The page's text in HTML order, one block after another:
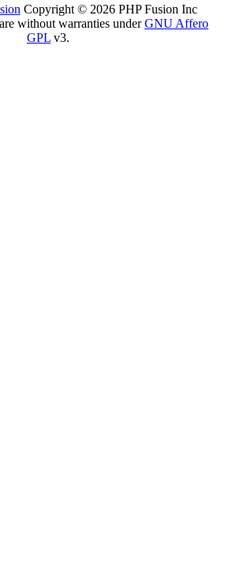
Copyright © 2026 PHP Fusion Inc
without warranties underGNU Affero
GPL v3.